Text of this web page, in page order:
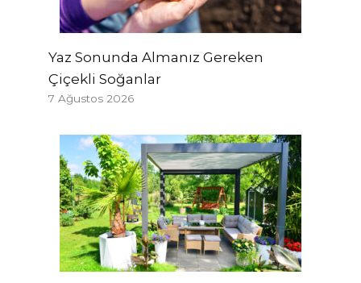
Yaz Sonunda Almanız Gereken
Çiçekli Soğanlar
7 Ağustos 2026